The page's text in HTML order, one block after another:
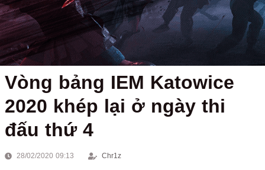
Vòng bảng IEM Katowice
2020 khép lại ở ngày thi
đấu thứ 4
28/02/2020 09:13 Chr1z